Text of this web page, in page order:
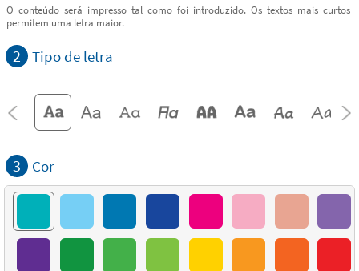
O conteúdo será impresso tal como foi introduzido. Os textos mais curtos
permitem uma letra maior.
2 Tipo de letra
3 Cor